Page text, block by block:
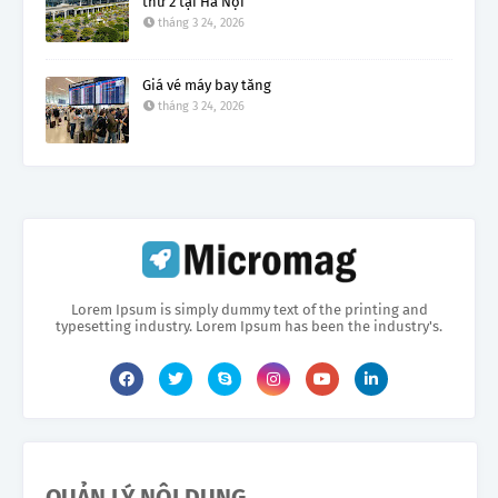
tháng 3 24, 2026
Giá vé máy bay tăng
tháng 3 24, 2026
Lorem Ipsum is simply dummy text of the printing and
typesetting industry. Lorem Ipsum has been the industry's.